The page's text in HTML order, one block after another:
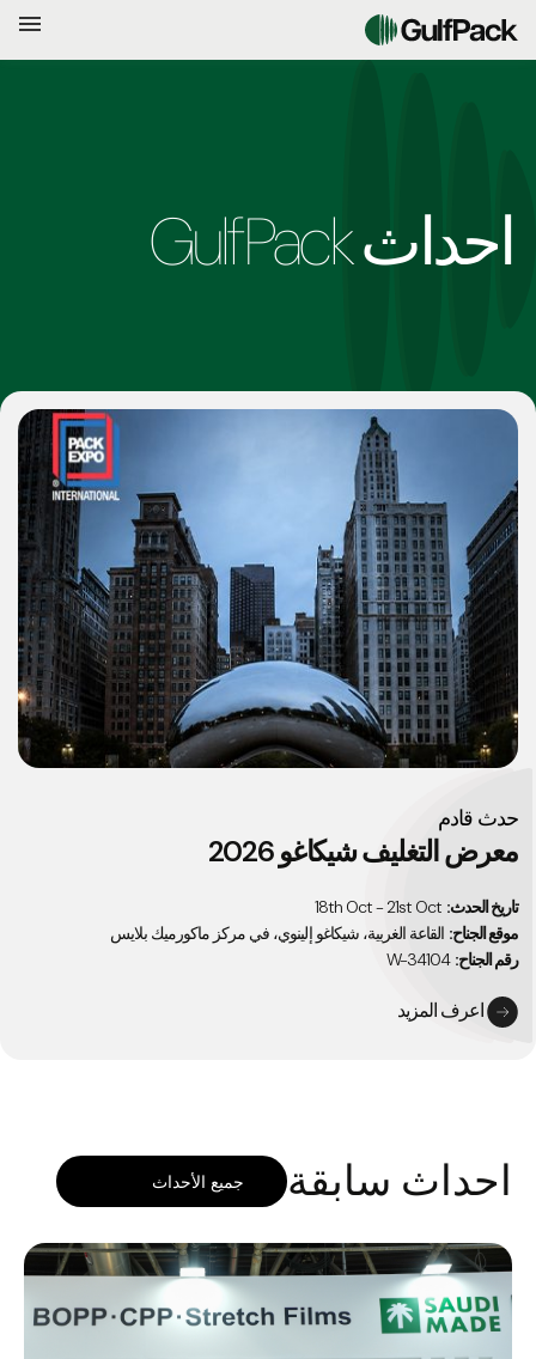
احداث GulfPack
حدث قادم
معرض التغليف شيكاغو 2026
تاريخ الحدث:
موقع الجناح: القاعة الغربية، شيكاغو إلينوي، في مركز ماكورميك بلايس
رقم الجناح: W-34104
اعرف المزيد
احداث سابقة